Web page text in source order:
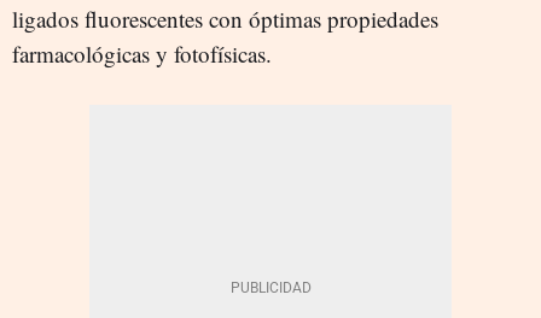
ligados fluorescentes con óptimas propiedades
farmacológicas y fotofísicas.